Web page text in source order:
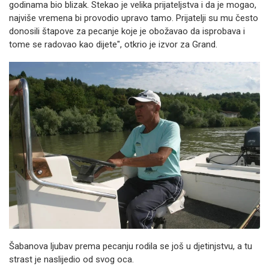
godinama bio blizak. Stekao je velika prijateljstva i da je mogao,
najviše vremena bi provodio upravo tamo. Prijatelji su mu često
donosili štapove za pecanje koje je obožavao da isprobava i
tome se radovao kao dijete", otkrio je izvor za Grand.
Šabanova ljubav prema pecanju rodila se još u djetinjstvu, a tu
strast je naslijedio od svog oca.